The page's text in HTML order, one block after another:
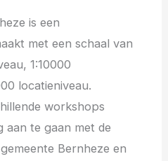
is een
met een schaal van
1:10000
locatieniveau.
workshops
aan te gaan met de
Bernheze en